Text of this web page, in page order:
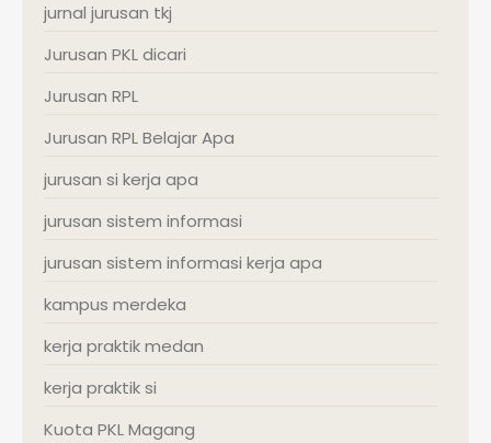
jurnal jurusan tkj
Jurusan PKL dicari
Jurusan RPL
Jurusan RPL Belajar Apa
jurusan si kerja apa
jurusan sistem informasi
jurusan sistem informasi kerja apa
kampus merdeka
kerja praktik medan
kerja praktik si
Kuota PKL Magang